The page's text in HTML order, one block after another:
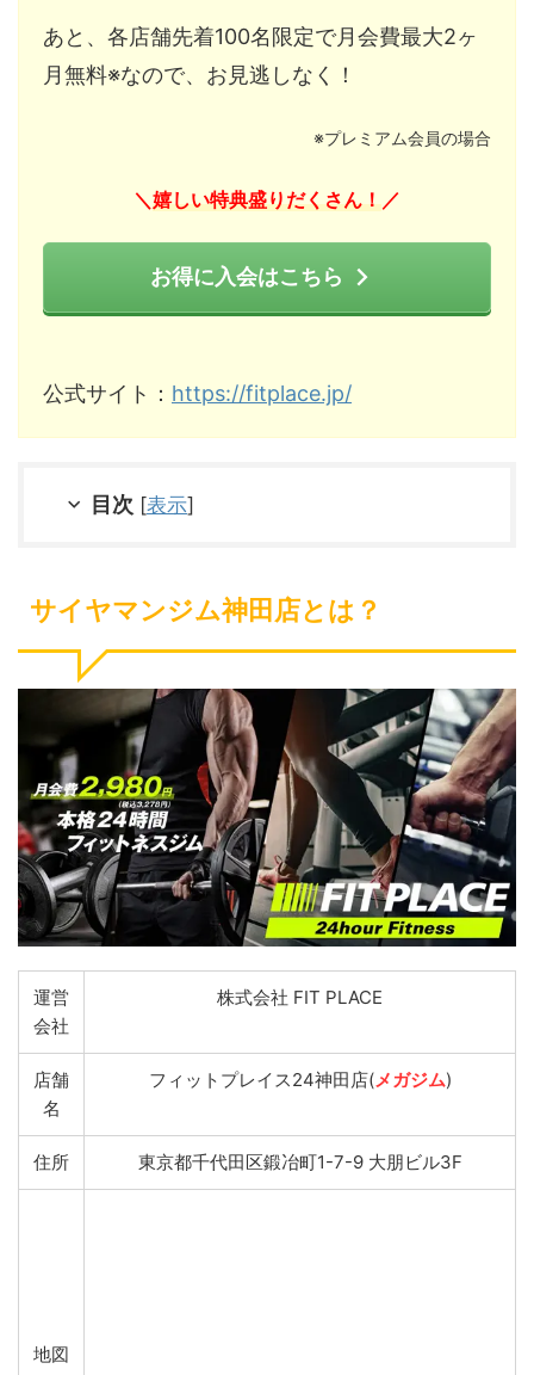
あと、各店舗先着100名限定で月会費最大2ヶ
月無料※なので、お見逃しなく！
※プレミアム会員の場合
＼ 嬉しい特典盛りだくさん！ ／
お得に入会はこちら
公式サイト： https://fitplace.jp/
目次 [表示]
サイヤマンジム神田店とは？
運営
会社
株式会社 FIT PLACE
店舗
名
フィットプレイス24神田店(メガジム)
住所 東京都千代田区鍛冶町1-7-9 大朋ビル3F
地図